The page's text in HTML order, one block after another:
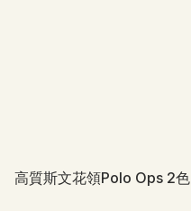
高質斯文花領Polo Ops 2色